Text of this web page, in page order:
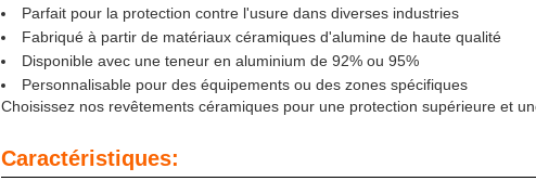
Parfait pour la protection contre l'usure dans diverses industries
Fabriqué à partir de matériaux céramiques d'alumine de haute qualité
Disponible avec une teneur en aluminium de 92% ou 95%
Personnalisable pour des équipements ou des zones spécifiques
Choisissez nos revêtements céramiques pour une protection supérieure et
Caractéristiques: